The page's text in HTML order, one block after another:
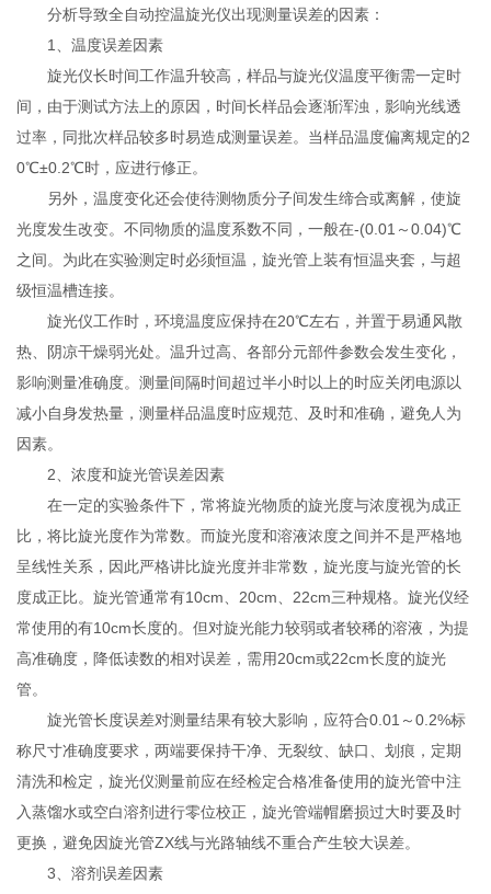
分析导致全自动控温旋光仪出现测量误差的因素：
1、温度误差因素
旋光仪长时间工作温升较高，样品与旋光仪温度平衡需一定时
间，由于测试方法上的原因，时间长样品会逐渐浑浊，影响光线透
过率，同批次样品较多时易造成测量误差。当样品温度偏离规定的2
0℃±0.2℃时，应进行修正。
另外，温度变化还会使待测物质分子间发生缔合或离解，使旋
光度发生改变。不同物质的温度系数不同，一般在-(0.01～0.04)℃
之间。为此在实验测定时必须恒温，旋光管上装有恒温夹套，与超
级恒温槽连接。
旋光仪工作时，环境温度应保持在20℃左右，并置于易通风散
热、阴凉干燥弱光处。温升过高、各部分元部件参数会发生变化，
影响测量准确度。测量间隔时间超过半小时以上的时应关闭电源以
减小自身发热量，测量样品温度时应规范、及时和准确，避免人为
因素。
2、浓度和旋光管误差因素
在一定的实验条件下，常将旋光物质的旋光度与浓度视为成正
比，将比旋光度作为常数。而旋光度和溶液浓度之间并不是严格地
呈线性关系，因此严格讲比旋光度并非常数，旋光度与旋光管的长
度成正比。旋光管通常有10cm、20cm、22cm三种规格。旋光仪经
常使用的有10cm长度的。但对旋光能力较弱或者较稀的溶液，为提
高准确度，降低读数的相对误差，需用20cm或22cm长度的旋光
管。
旋光管长度误差对测量结果有较大影响，应符合0.01～0.2%标
称尺寸准确度要求，两端要保持干净、无裂纹、缺口、划痕，定期
清洗和检定，旋光仪测量前应在经检定合格准备使用的旋光管中注
入蒸馏水或空白溶剂进行零位校正，旋光管端帽磨损过大时要及时
更换，避免因旋光管ZX线与光路轴线不重合产生较大误差。
3、溶剂误差因素